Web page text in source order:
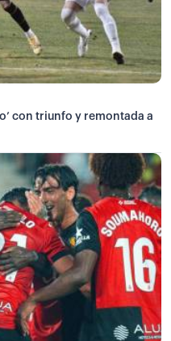
con triunfo y remontada a